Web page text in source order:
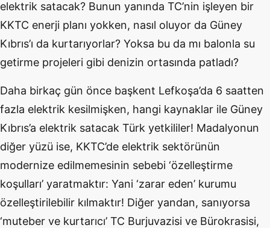
elektrik satacak? Bunun yanında TC’nin işleyen bir
KKTC enerji planı yokken, nasıl oluyor da Güney
Kıbrıs’ı da kurtarıyorlar? Yoksa bu da mı balonla su
getirme projeleri gibi denizin ortasında patladı?
Daha birkaç gün önce başkent Lefkoşa’da 6 saatten
fazla elektrik kesilmişken, hangi kaynaklar ile Güney
Kıbrıs’a elektrik satacak Türk yetkililer! Madalyonun
diğer yüzü ise, KKTC’de elektrik sektörünün
modernize edilmemesinin sebebi ‘özelleştirme
koşulları’ yaratmaktır: Yani ‘zarar eden’ kurumu
özelleştirilebilir kılmaktır! Diğer yandan, sanıyorsa
‘muteber ve kurtarıcı’ TC Burjuvazisi ve Bürokrasisi,